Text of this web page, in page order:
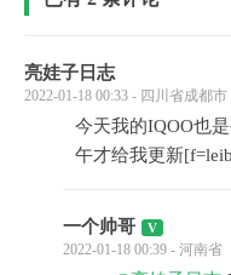
亮娃子日志
2022-01-18 00:33 - 四川省成都市
今天我的IQOO也
午才给我更新
一个帅哥
2022-01-18 00:39 - 河南省